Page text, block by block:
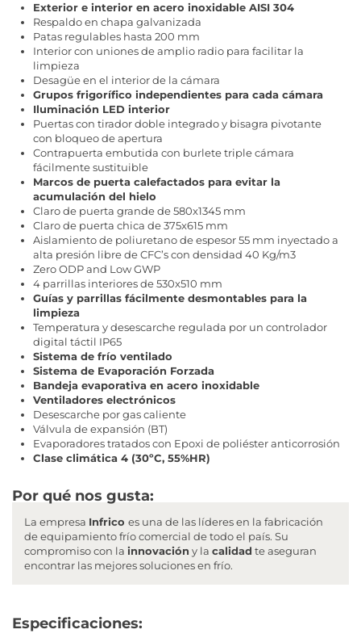
Exterior e interior en acero inoxidable AISI 304
Respaldo en chapa galvanizada
Patas regulables hasta 200 mm
Interior con uniones de amplio radio para facilitar la
limpieza
Desagüe en el interior de la cámara
Grupos frigorífico independientes para cada cámara
Iluminación LED interior
Puertas con tirador doble integrado y bisagra pivotante
con bloqueo de apertura
Contrapuerta embutida con burlete triple cámara
fácilmente sustituible
Marcos de puerta calefactados para evitar la
acumulación del hielo
Claro de puerta grande de 580x1345 mm
Claro de puerta chica de 375x615 mm
Aislamiento de poliuretano de espesor 55 mm inyectado a
alta presión libre de CFC’s con densidad 40 Kg/m3
Zero ODP and Low GWP
4 parrillas interiores de 530x510 mm
Guías y parrillas fácilmente desmontables para la
limpieza
Temperatura y desescarche regulada por un controlador
digital táctil IP65
Sistema de frío ventilado
Sistema de Evaporación Forzada
Bandeja evaporativa en acero inoxidable
Ventiladores electrónicos
Desescarche por gas caliente
Válvula de expansión (BT)
Evaporadores tratados con Epoxi de poliéster anticorrosión
Clase climática 4 (30ºC, 55%HR)
Por qué nos gusta:
La empresa Infrico es una de las líderes en la fabricación
de equipamiento frío comercial de todo el país. Su
compromiso con la innovación y la calidad te aseguran
encontrar las mejores soluciones en frío.
Especificaciones: